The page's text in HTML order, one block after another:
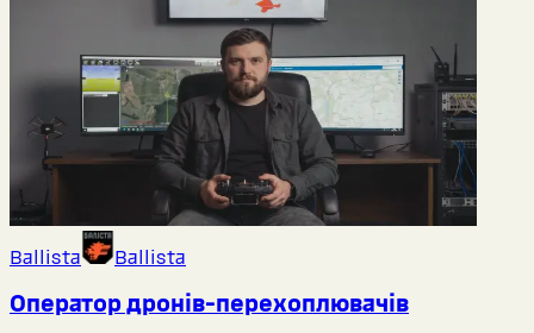
Ballista Ballista
Оператор дронів-перехоплювачів